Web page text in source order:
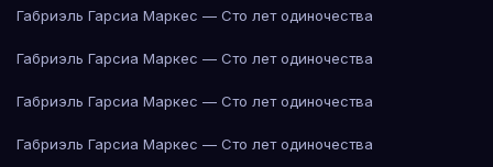
Габриэль Гарсиа Маркес — Сто лет одиночества
Габриэль Гарсиа Маркес — Сто лет одиночества
Габриэль Гарсиа Маркес — Сто лет одиночества
Габриэль Гарсиа Маркес — Сто лет одиночества